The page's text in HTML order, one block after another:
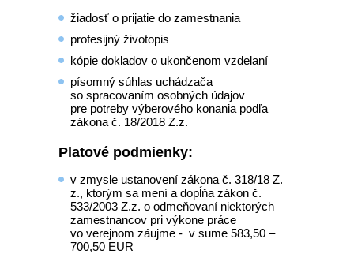
žiadosť o prijatie do zamestnania
profesijný životopis
kópie dokladov o ukončenom vzdelaní
písomný súhlas uchádzača
so spracovaním osobných údajov
pre potreby výberového konania podľa
zákona č. 18/2018 Z.z.
Platové podmienky:
v zmysle ustanovení zákona č. 318/18 Z.
z., ktorým sa mení a dopĺňa zákon č.
533/2003 Z.z. o odmeňovaní niektorých
zamestnancov pri výkone práce
vo verejnom záujme - v sume 583,50 –
700,50 EUR